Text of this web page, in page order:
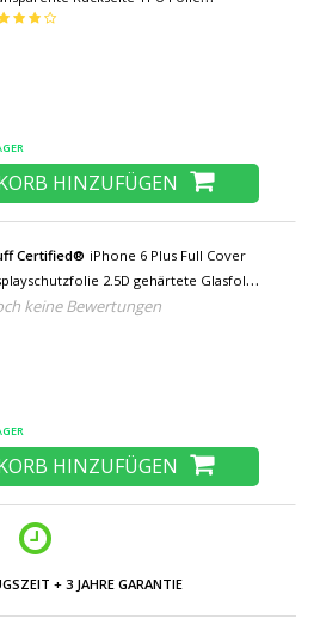
Protector Protector Cover Hülle
HINZUFÜGEN
Certified® iPhone 6 Plus Full Cover
2.5D gehärtete Glasfolie
Glasgläser
keine Bewertungen
HINZUFÜGEN
+ 3 JAHRE GARANTIE